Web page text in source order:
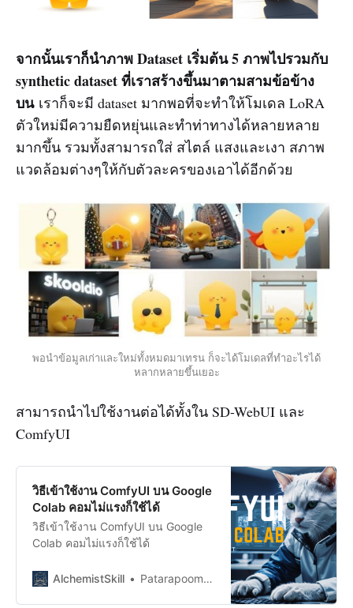
จากนั้นเราก็นำภาพ Dataset เริ่มต้น 5 ภาพไปรวมกับ
synthetic dataset ที่เราสร้างขึ้นมาตามสามข้อข้าง
บนเราก็จะมี dataset มากพอที่จะทำให้โมเดล LoRA
ตัวใหม่มีความยืดหยุ่นและทำท่าทางได้หลายหลาย
มากขึ้น รวมทั้งสามารถใส่ สไตล์ แสงและเงา สภาพ
แวดล้อมต่างๆให้กับตัวละครของเอาได้อีกด้วย
พอนำข้อมูลเก่าและใหม่ทั้งหมดมาเทรน ก็จะได้โมเดลที่ทำอะไรได้
หลากหลายขึ้นเยอะ
สามารถนำไปใช้งานต่อได้ทั้งใน SD-WebUI และ
ComfyUI
วิธีเข้าใช้งาน ComfyUI บน Google
Colab คอมไม่แรงก็ใช้ได้
วิธีเข้าใช้งาน ComfyUI บน Google
Colab คอมไม่แรงก็ใช้ได้
AlchemistSkill Patarapoom Tungchanta